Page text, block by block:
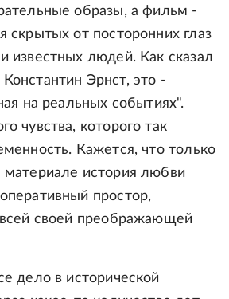
образы, а фильм -
скрытых от посторонних глаз
известных людей. Как сказал
Эрнст, это -
на реальных событиях".
чувства, которого так
Кажется, что только
материале история любви
простор,
всей своей преображающей
дело в исторической